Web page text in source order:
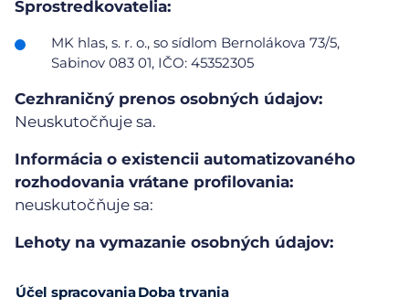
Sprostredkovatelia:
MK hlas, s. r. o., so sídlom Bernolákova 73/5,
Sabinov 083 01, IČO: 45352305
Cezhraničný prenos osobných údajov:
Neuskutočňuje sa.
Informácia o existencii automatizovaného
rozhodovania vrátane profilovania:
neuskutočňuje sa:
Lehoty na vymazanie osobných údajov:
Účel spracovaniaDoba trvania